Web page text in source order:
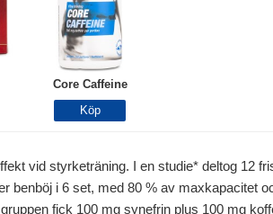
Core Caffeine
vid styrketräning. I en studie* deltog 12
benböj i 6 set, med 80 % av maxkapacitet
fick 100 mg synefrin plus 100 mg